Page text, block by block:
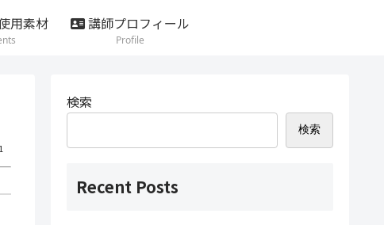
用素材 講師プロフィール
Profile
検索
検索
Recent Posts